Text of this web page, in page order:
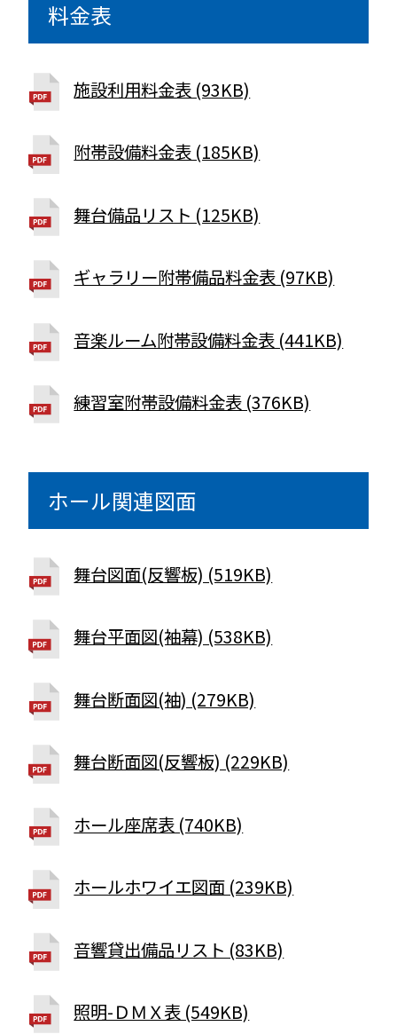
料金表
施設利用料金表 (93KB)
附帯設備料金表 (185KB)
舞台備品リスト (125KB)
ギャラリー附帯備品料金表 (97KB)
音楽ルーム附帯設備料金表 (441KB)
練習室附帯設備料金表 (376KB)
ホール関連図面
舞台図面(反響板) (519KB)
舞台平面図(袖幕) (538KB)
舞台断面図(袖) (279KB)
舞台断面図(反響板) (229KB)
ホール座席表 (740KB)
ホールホワイエ図面 (239KB)
音響貸出備品リスト (83KB)
照明-ＤＭＸ表 (549KB)